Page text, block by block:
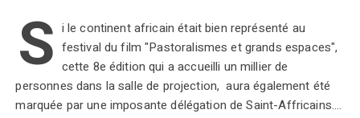
S i le continent africain était bien représenté au
festival du film "Pastoralismes et grands espaces",
cette 8e édition qui a accueilli un millier de
personnes dans la salle de projection, aura également été
marquée par une imposante délégation de Saint-Affricains.…